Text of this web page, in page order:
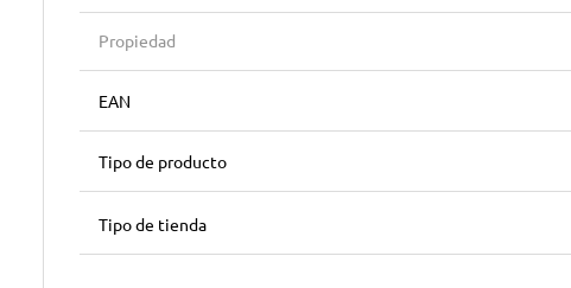
Propiedad
EAN
Tipo de producto
Tipo de tienda